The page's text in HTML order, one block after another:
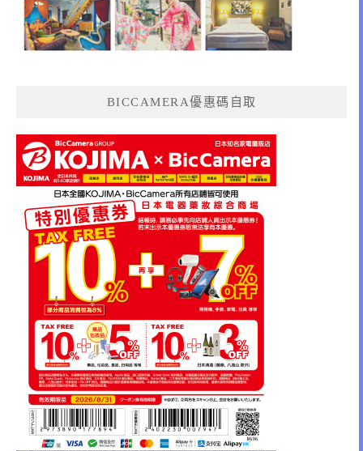
BICCAMERA優惠碼自取